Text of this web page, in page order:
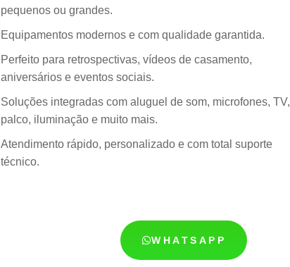
pequenos ou grandes.
Equipamentos modernos e com qualidade garantida.
Perfeito para retrospectivas, vídeos de casamento,
aniversários e eventos sociais.
Soluções integradas com aluguel de som, microfones, TV,
palco, iluminação e muito mais.
Atendimento rápido, personalizado e com total suporte
técnico.
WHATSAPP